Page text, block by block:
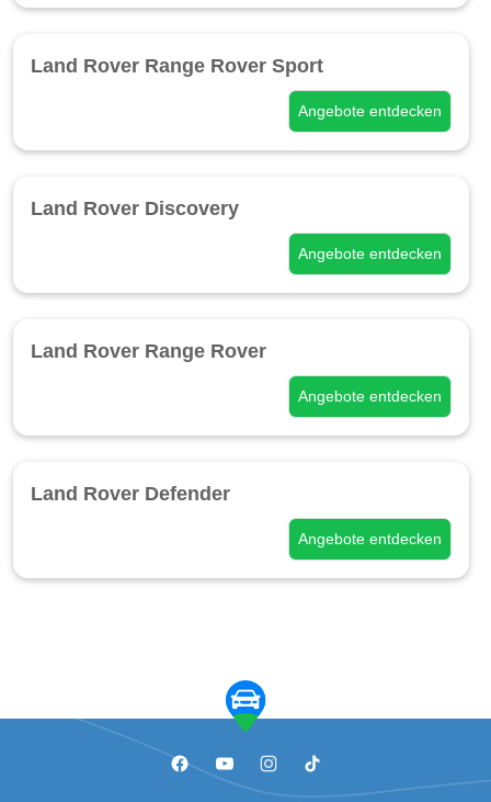
Land Rover Range Rover Sport
Angebote entdecken
Land Rover Discovery
Angebote entdecken
Land Rover Range Rover
Angebote entdecken
Land Rover Defender
Angebote entdecken